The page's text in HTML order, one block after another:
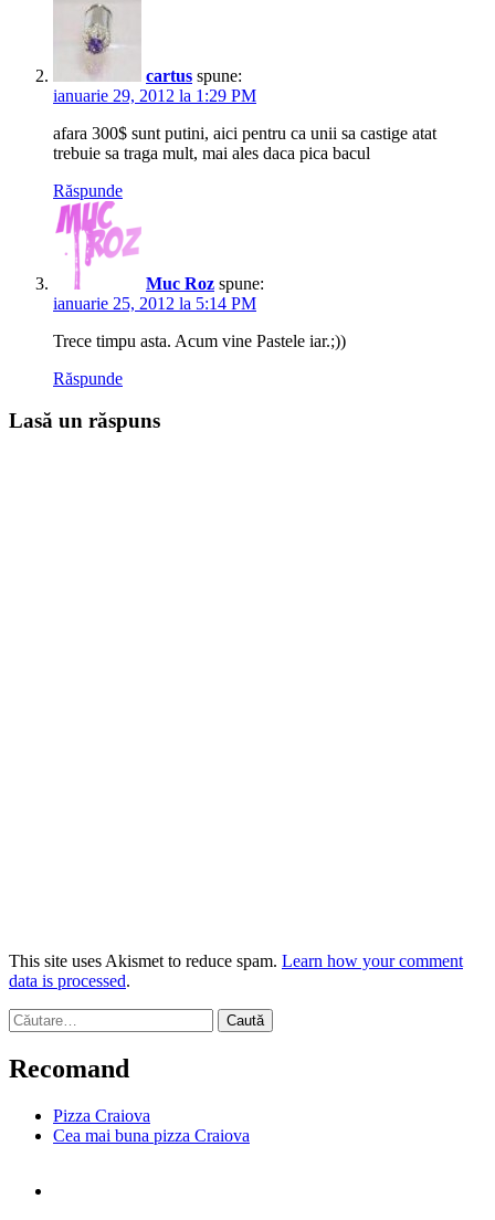
cartus spune:
ianuarie 29, 2012 la 1:29 PM
afara 300$ sunt putini, aici pentru ca unii sa castige atat
trebuie sa traga mult, mai ales daca pica bacul
Răspunde
Muc Roz spune:
ianuarie 25, 2012 la 5:14 PM
Trece timpu asta. Acum vine Pastele iar.;))
Răspunde
Lasă un răspuns
This site uses Akismet to reduce spam. Learn how your comment
data is processed.
Caută
după:
Recomand
Pizza Craiova
Cea mai buna pizza Craiova